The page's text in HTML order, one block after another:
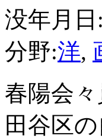
没年月日
分野:洋,
春陽会々
田谷区